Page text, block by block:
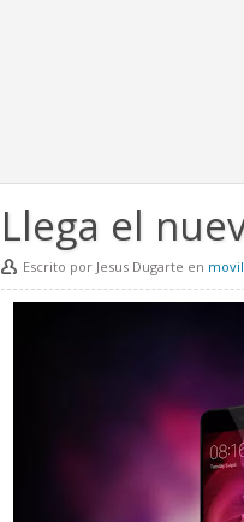
Llega el
Escrito por Jesus Dugarte en